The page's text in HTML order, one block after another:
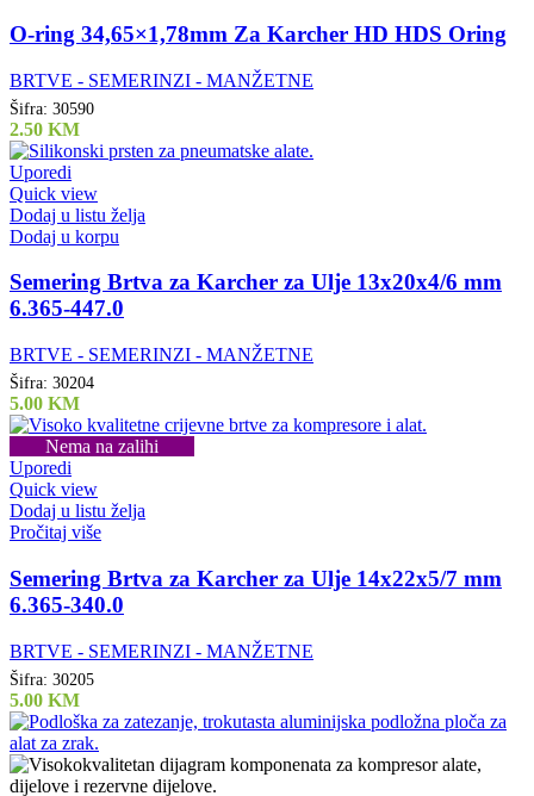
O-ring 34,65×1,78mm Za Karcher HD HDS Oring
BRTVE - SEMERINZI - MANŽETNE
Šifra: 30590
2.50 KM
Uporedi
Quick view
Dodaj u listu želja
Dodaj u korpu
Semering Brtva za Karcher za Ulje 13x20x4/6 mm
6.365-447.0
BRTVE - SEMERINZI - MANŽETNE
Šifra: 30204
5.00 KM
Nema na zalihi
Uporedi
Quick view
Dodaj u listu želja
Pročitaj više
Semering Brtva za Karcher za Ulje 14x22x5/7 mm
6.365-340.0
BRTVE - SEMERINZI - MANŽETNE
Šifra: 30205
5.00 KM